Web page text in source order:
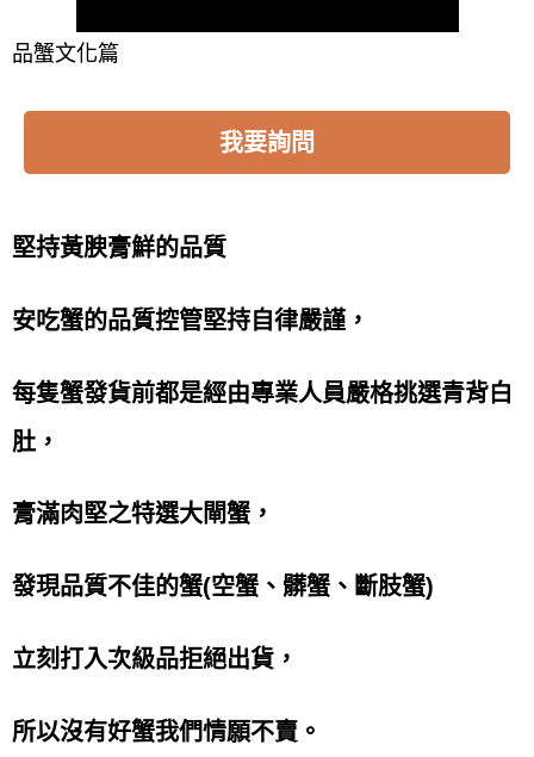
品蟹文化篇
我要詢問
堅持黃腴膏鮮的品質
安吃蟹的品質控管堅持自律嚴謹，
每隻蟹發貨前都是經由專業人員嚴格挑選青背白
肚，
膏滿肉堅之特選大閘蟹，
發現品質不佳的蟹(空蟹、髒蟹、斷肢蟹)
立刻打入次級品拒絕出貨，
所以沒有好蟹我們情願不賣。